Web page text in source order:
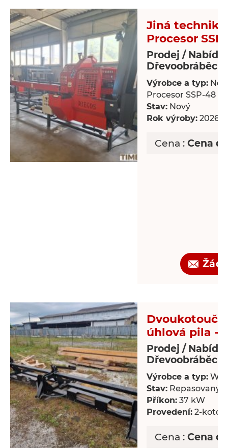
Jiná technika
Procesor
Prodej /
Dřevoobráběcí
Výrobce a typ:
Procesor SSP-48
Stav: Nový
Rok výroby: 2026
Cena : Cena
úhlová pila -
Prodej /
Dřevoobráběcí
Výrobce a typ:
Stav: Repasovaný
Příkon: 37 kW
Provedení: 2-
Cena : Cena